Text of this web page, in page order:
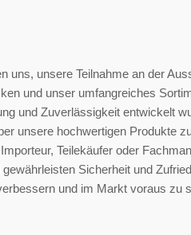
uns, unsere Teilnahme an der
und unser umfangreiches
und Zuverlässigkeit entwickelt
unsere hochwertigen Produkte
Teilekäufer oder
Sicherheit und
und im Markt voraus zu